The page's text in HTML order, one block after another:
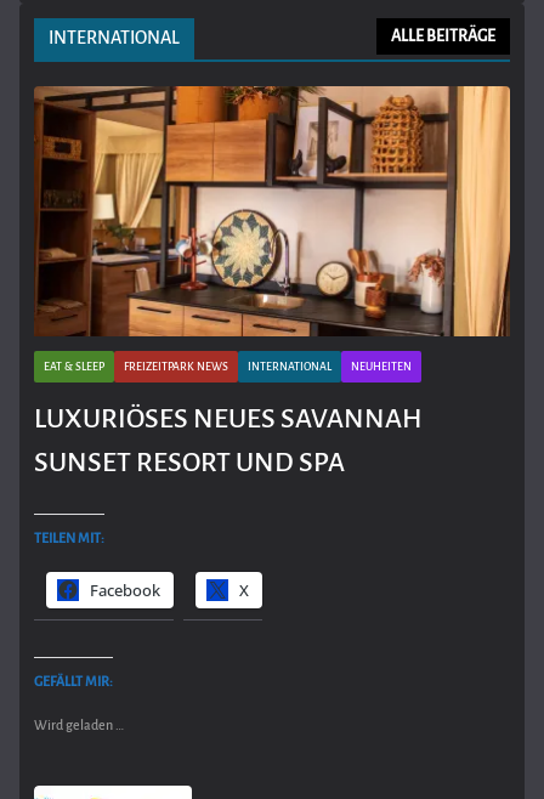
INTERNATIONAL ALLE BEITRÄGE
EAT & SLEEP FREIZEITPARK NEWS INTERNATIONAL NEUHEITEN
LUXURIÖSES NEUES SAVANNAH
SUNSET RESORT UND SPA
TEILEN MIT:
Facebook X
GEFÄLLT MIR:
Wird geladen …